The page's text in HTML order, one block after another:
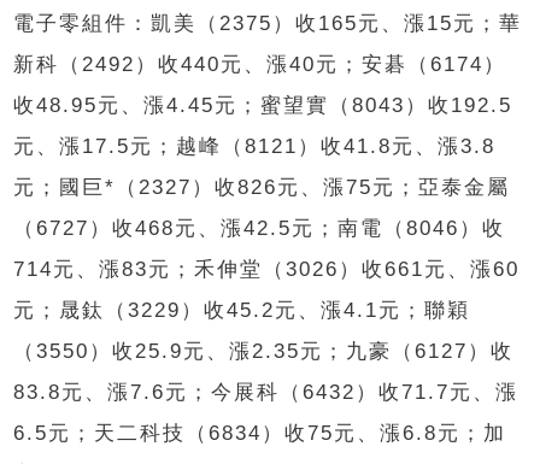
電子零組件：凱美（2375）收165元、漲15元；華
新科（2492）收440元、漲40元；安碁（6174）
收48.95元、漲4.45元；蜜望實（8043）收192.5
元、漲17.5元；越峰（8121）收41.8元、漲3.8
元；國巨*（2327）收826元、漲75元；亞泰金屬
（6727）收468元、漲42.5元；南電（8046）收
714元、漲83元；禾伸堂（3026）收661元、漲60
元；晟鈦（3229）收45.2元、漲4.1元；聯穎
（3550）收25.9元、漲2.35元；九豪（6127）收
83.8元、漲7.6元；今展科（6432）收71.7元、漲
6.5元；天二科技（6834）收75元、漲6.8元；加